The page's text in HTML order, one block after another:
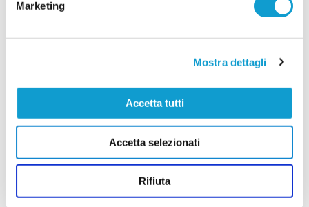
Marketing
Mostra dettagli
Accetta tutti
Accetta selezionati
Rifiuta